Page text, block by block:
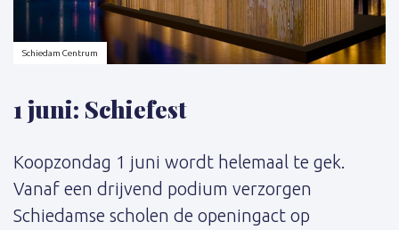
Schiedam Centrum
1 juni: Schiefest
Koopzondag 1 juni wordt helemaal te gek.
Vanaf een drijvend podium verzorgen
Schiedamse scholen de openingact op